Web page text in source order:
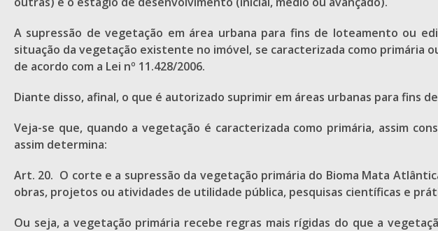
A supressão de vegetação em área urbana para fins de loteamento ou
situação da vegetação existente no imóvel, se caracterizada como primária
de acordo com a Lei nº 11.428/2006.
Diante disso, afinal, o que é autorizado suprimir em áreas urbanas para fins
Veja-se que, quando a vegetação é caracterizada como primária, assim
assim determina:
Art. 20. O corte e a supressão da vegetação primária do Bioma Mata
obras, projetos ou atividades de utilidade pública, pesquisas científicas e
Ou seja, a vegetação primária recebe regras mais rígidas do que a